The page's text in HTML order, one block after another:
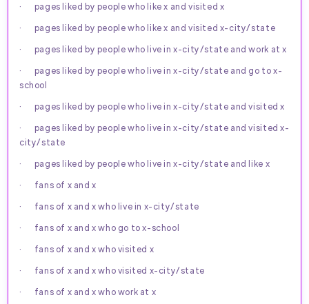
· pages liked by people who like x and visited x
· pages liked by people who like x and visited x-city/state
· pages liked by people who live in x-city/state and work at x
· pages liked by people who live in x-city/state and go to x-
school
· pages liked by people who live in x-city/state and visited x
· pages liked by people who live in x-city/state and visited x-
city/state
· pages liked by people who live in x-city/state and like x
· fans of x and x
· fans of x and x who live in x-city/state
· fans of x and x who go to x-school
· fans of x and x who visited x
· fans of x and x who visited x-city/state
· fans of x and x who work at x